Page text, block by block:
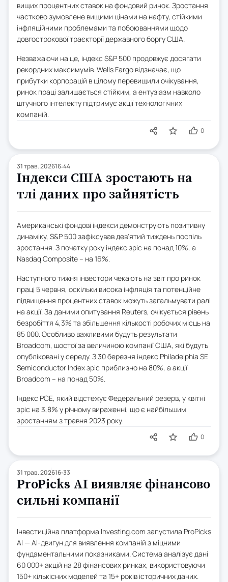
вищих процентних ставок на фондовий ринок. Зростання
частково зумовлене вищими цінами на нафту, стійкими
інфляційними проблемами та побоюваннями щодо
довгострокової траєкторії державного боргу США.
Незважаючи на це, індекс S&P 500 продовжує досягати
рекордних максимумів. Wells Fargo відзначає, що
прибутки корпорацій в цілому перевищили очікування,
ринок праці залишається стійким, а ентузіазм навколо
штучного інтелекту підтримує акції технологічних
компаній.
0
31 трав. 202616:44
Індекси США зростають на
тлі даних про зайнятість
Американські фондові індекси демонструють позитивну
динаміку, S&P 500 зафіксував дев'ятий тиждень поспіль
зростання. З початку року індекс зріс на понад 10%, а
Nasdaq Composite – на 16%.
Наступного тижня інвестори чекають на звіт про ринок
праці 5 червня, оскільки висока інфляція та потенційне
підвищення процентних ставок можуть загальмувати ралі
на акції. За даними опитування Reuters, очікується рівень
безробіття 4,3% та збільшення кількості робочих місць на
85 000. Особливо важливими будуть результати
Broadcom, шостої за величиною компанії США, які будуть
опубліковані у середу. З 30 березня індекс Philadelphia SE
Semiconductor Index зріс приблизно на 80%, а акції
Broadcom – на понад 50%.
Індекс PCE, який відстежує Федеральний резерв, у квітні
зріс на 3,8% у річному вираженні, що є найбільшим
зростанням з травня 2023 року.
0
31 трав. 202616:33
ProPicks AI виявляє фінансово
сильні компанії
Інвестиційна платформа Investing.com запустила ProPicks
AI — AI-двигун для виявлення компаній з міцними
фундаментальними показниками. Система аналізує дані
60 000+ акцій на 28 фінансових ринках, використовуючи
150+ кількісних моделей та 15+ років історичних даних.